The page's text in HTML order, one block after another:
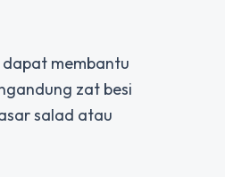
membantu
zat besi
salad atau